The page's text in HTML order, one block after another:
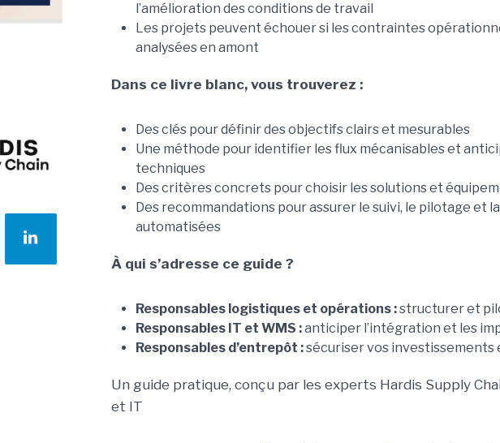
l’amélioration des conditions de travail
Les projets peuvent échouer si les contraintes
analysées en amont
Dans ce livre blanc, vous trouverez :
Des clés pour définir des objectifs clairs et mesurables
Une méthode pour identifier les flux mécanisables et
techniques
Des critères concrets pour choisir les solutions et
Des recommandations pour assurer le suivi, le pilotage et
automatisées
À qui s’adresse ce guide ?
Responsables logistiques et opérations :structurer et
Responsables IT et WMS :anticiper l’intégration et les
Responsables d’entrepôt :sécuriser vos
Un guide pratique, conçu par les experts Hardis Supply
et IT